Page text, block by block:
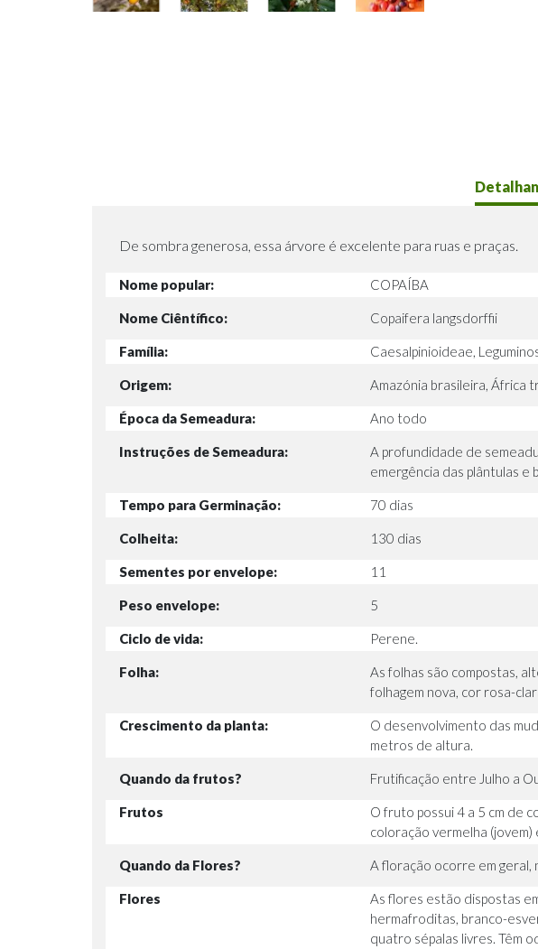
De sombra generosa, essa árvore é excelente para ruas e praças.
Nome popular: COPAÍBA
Nome Ciêntífico: Copaifera langsdorffii
Família: Caesalpinioideae,
Origem: Amazónia brasileira, África
Época da Semeadura: Ano todo
Instruções de Semeadura:
A profundidade de
emergência das plântulas e
Tempo para Germinação: 70 dias
Colheita: 130 dias
Sementes por envelope: 11
Peso envelope: 5
Ciclo de vida: Perene.
Folha:
As folhas são compostas,
folhagem nova, cor rosa-
Crescimento da planta:
O desenvolvimento das
metros de altura.
Quando da frutos? Frutificação entre Julho a
Frutos
O fruto possui 4 a 5 cm de
coloração vermelha
Quando da Flores? A floração ocorre em geral,
Flores
As flores estão dispostas
hermafroditas, branco-
quatro sépalas livres. Têm